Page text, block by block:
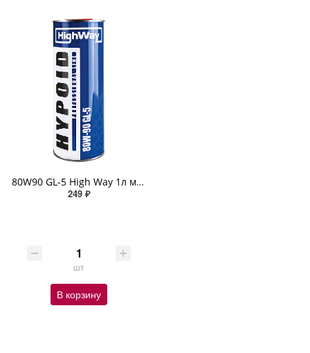
80W90 GL-5 High Way 1л минеральное
249 ₽
шт
В корзину